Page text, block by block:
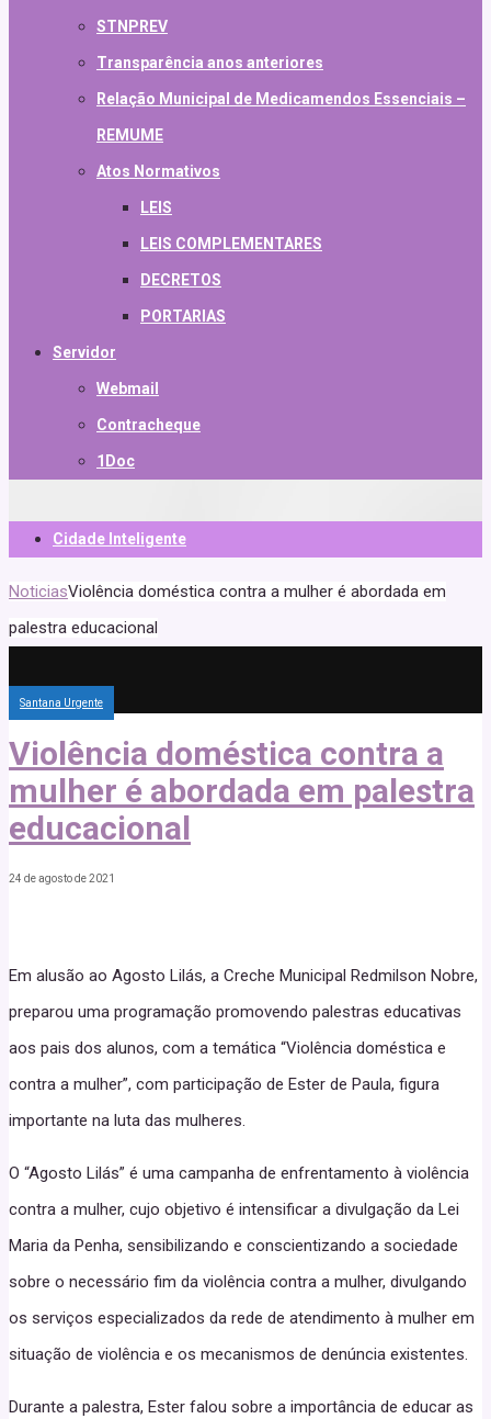
STNPREV
Transparência anos anteriores
Relação Municipal de Medicamendos Essenciais –
REMUME
Atos Normativos
LEIS
LEIS COMPLEMENTARES
DECRETOS
PORTARIAS
Servidor
Webmail
Contracheque
1Doc
Cidade Inteligente
NoticiasViolência doméstica contra a mulher é abordada em
palestra educacional
Santana Urgente
Violência doméstica contra a
mulher é abordada em palestra
educacional
24 de agosto de 2021
Em alusão ao Agosto Lilás, a Creche Municipal Redmilson Nobre,
preparou uma programação promovendo palestras educativas
aos pais dos alunos, com a temática “Violência doméstica e
contra a mulher”, com participação de Ester de Paula, figura
importante na luta das mulheres.
O “Agosto Lilás” é uma campanha de enfrentamento à violência
contra a mulher, cujo objetivo é intensificar a divulgação da Lei
Maria da Penha, sensibilizando e conscientizando a sociedade
sobre o necessário fim da violência contra a mulher, divulgando
os serviços especializados da rede de atendimento à mulher em
situação de violência e os mecanismos de denúncia existentes.
Durante a palestra, Ester falou sobre a importância de educar as